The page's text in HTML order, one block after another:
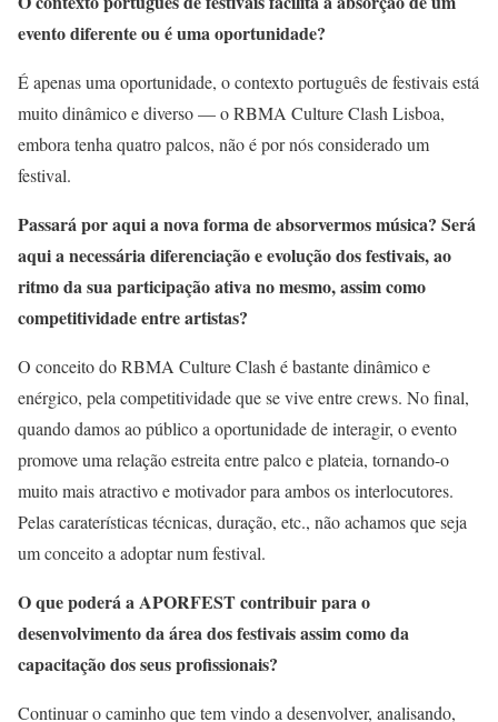
evento diferente ou é uma oportunidade?
É apenas uma oportunidade, o contexto português de festivais está
muito dinâmico e diverso — o RBMA Culture Clash Lisboa,
embora tenha quatro palcos, não é por nós considerado um
festival.
Passará por aqui a nova forma de absorvermos música? Será
aqui a necessária diferenciação e evolução dos festivais, ao
ritmo da sua participação ativa no mesmo, assim como
competitividade entre artistas?
O conceito do RBMA Culture Clash é bastante dinâmico e
enérgico, pela competitividade que se vive entre crews. No final,
quando damos ao público a oportunidade de interagir, o evento
promove uma relação estreita entre palco e plateia, tornando-o
muito mais atractivo e motivador para ambos os interlocutores.
Pelas caraterísticas técnicas, duração, etc., não achamos que seja
um conceito a adoptar num festival.
O que poderá a APORFEST contribuir para o
desenvolvimento da área dos festivais assim como da
capacitação dos seus profissionais?
Continuar o caminho que tem vindo a desenvolver, analisando,